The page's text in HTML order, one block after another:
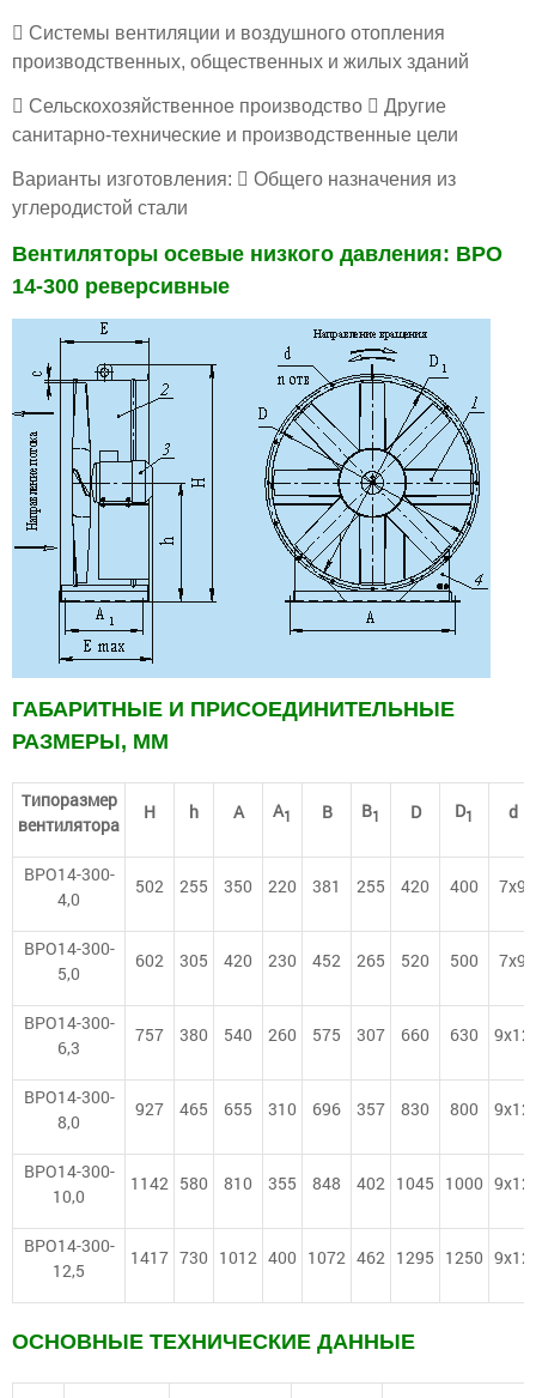
 Системы вентиляции и воздушного отопления
производственных, общественных и жилых зданий
 Сельскохозяйственное производство  Другие
санитарно-технические и производственные цели
Варианты изготовления:  Общего назначения из
углеродистой стали
Вентиляторы осевые низкого давления: ВРО
14-300 реверсивные
ГАБАРИТНЫЕ И ПРИСОЕДИНИТЕЛЬНЫЕ
РАЗМЕРЫ, ММ
Типоразмер
вентилятора
H h А A1 В B1 D D1 d
ВРО14-300-
4,0
502 255 350 220 381 255 420 400 7х9
ВРО14-300-
5,0
602 305 420 230 452 265 520 500 7х9
ВРО14-300-
6,3
757 380 540 260 575 307 660 630 9х12
ВРО14-300-
8,0
927 465 655 310 696 357 830 800 9х12
ВРО14-300-
10,0
1142 580 810 355 848 402 1045 1000 9х12
ВРО14-300-
12,5
1417 730 1012 400 1072 462 1295 1250 9х12
ОСНОВНЫЕ ТЕХНИЧЕСКИЕ ДАННЫЕ